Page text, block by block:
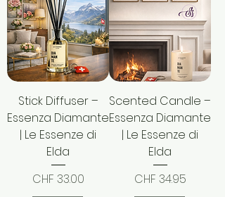
Stick Diffuser –
Essenza Diamante
| Le Essenze di
Elda
Price
CHF 33.00
Scented Candle –
Essenza Diamante
| Le Essenze di
Elda
Price
CHF 34.95